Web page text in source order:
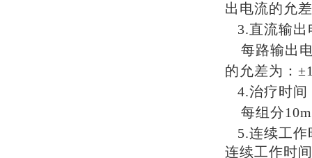
出电流的允
3.直流输出
每路输出
的允差为：
4.治疗时间
每组分10
5.连续工作
连续工作时